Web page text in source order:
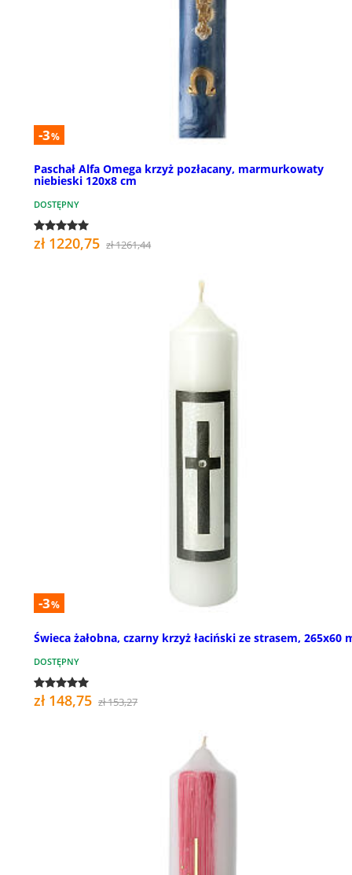
-3%
Paschał Alfa Omega krzyż pozłacany, marmurkowaty
niebieski 120x8 cm
DOSTĘPNY
zł 1220,75 zł 1261,44
-3%
Świeca żałobna, czarny krzyż łaciński ze strasem, 265x60
DOSTĘPNY
zł 148,75 zł 153,27